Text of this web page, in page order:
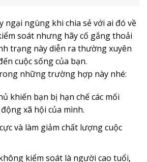
ngại ngùng khi chia sẻ với ai đó về
soát nhưng hãy cố gắng thoải
trạng này diễn ra thường xuyên
cuộc sống của bạn.
những trường hợp này nhé:
khiến bạn bị hạn chế các mối
xã hội của mình.
và làm giảm chất lượng cuộc
kiểm soát là người cao tuổi,